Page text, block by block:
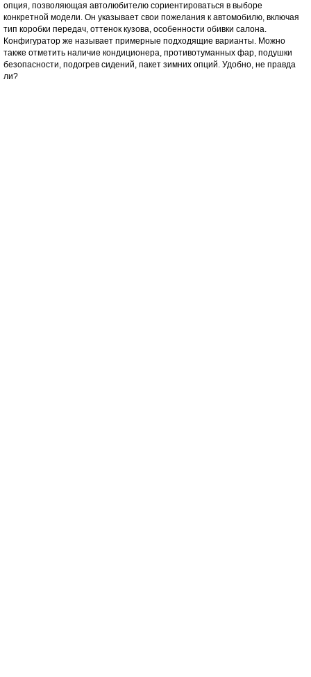
опция, позволяющая автолюбителю сориентироваться в выборе
конкретной модели. Он указывает свои пожелания к автомобилю, включая
тип коробки передач, оттенок кузова, особенности обивки салона.
Конфигуратор же называет примерные подходящие варианты. Можно
также отметить наличие кондиционера, противотуманных фар, подушки
безопасности, подогрев сидений, пакет зимних опций. Удобно, не правда
ли?